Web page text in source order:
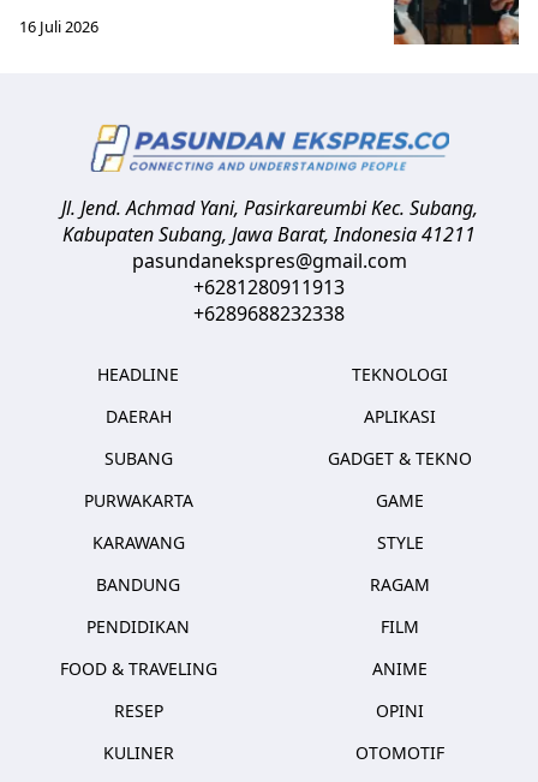
16 Juli 2026
Jl. Jend. Achmad Yani, Pasirkareumbi Kec. Subang,
Kabupaten Subang, Jawa Barat,Indonesia41211
pasundanekspres@gmail.com
+6281280911913
+6289688232338
HEADLINE
DAERAH
SUBANG
PURWAKARTA
KARAWANG
BANDUNG
PENDIDIKAN
FOOD & TRAVELING
RESEP
KULINER
TEKNOLOGI
APLIKASI
GADGET & TEKNO
GAME
STYLE
RAGAM
FILM
ANIME
OPINI
OTOMOTIF